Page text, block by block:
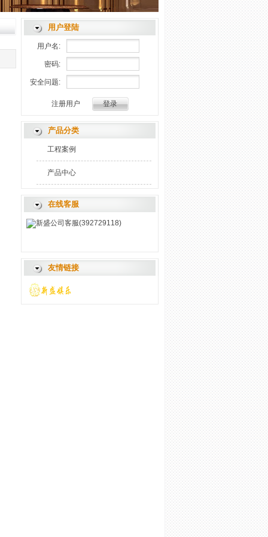
用户登陆
用户名:
密码:
安全问题:
注册用户
产品分类
工程案例
产品中心
在线客服
新盛公司客服(392729118)
友情链接